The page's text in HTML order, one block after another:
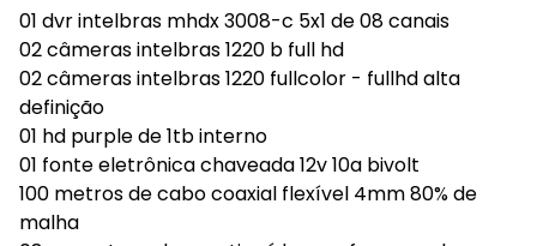
01 dvr intelbras mhdx 3008-c 5x1 de 08 canais
02 câmeras intelbras 1220 b full hd
02 câmeras intelbras 1220 fullcolor - fullhd alta
definição
01 hd purple de 1tb interno
01 fonte eletrônica chaveada 12v 10a bivolt
100 metros de cabo coaxial flexível 4mm 80% de
malha